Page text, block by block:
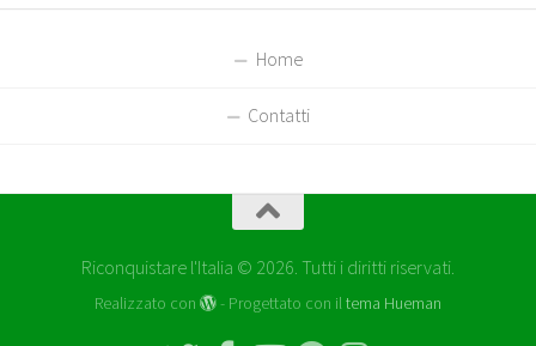
Home
Contatti
Riconquistare l'Italia © 2026. Tutti i diritti riservati.
Realizzato con - Progettato con iltema Hueman